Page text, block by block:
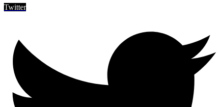
Twitter